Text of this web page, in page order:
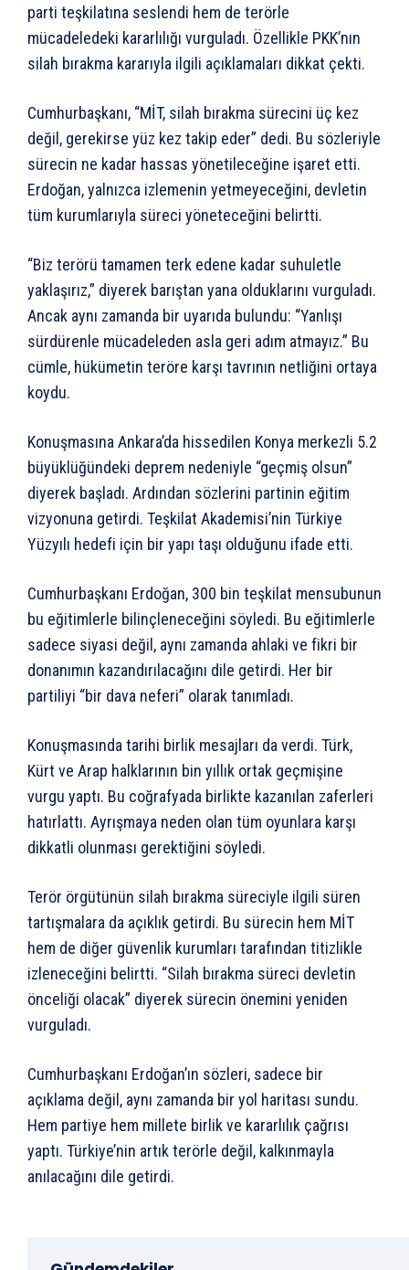
parti teşkilatına seslendi hem de terörle
mücadeledeki kararlılığı vurguladı. Özellikle PKK’nın
silah bırakma kararıyla ilgili açıklamaları dikkat çekti.
Cumhurbaşkanı, “MİT, silah bırakma sürecini üç kez
değil, gerekirse yüz kez takip eder” dedi. Bu sözleriyle
sürecin ne kadar hassas yönetileceğine işaret etti.
Erdoğan, yalnızca izlemenin yetmeyeceğini, devletin
tüm kurumlarıyla süreci yöneteceğini belirtti.
“Biz terörü tamamen terk edene kadar suhuletle
yaklaşırız,” diyerek barıştan yana olduklarını vurguladı.
Ancak aynı zamanda bir uyarıda bulundu: “Yanlışı
sürdürenle mücadeleden asla geri adım atmayız.” Bu
cümle, hükümetin teröre karşı tavrının netliğini ortaya
koydu.
Konuşmasına Ankara’da hissedilen Konya merkezli 5.2
büyüklüğündeki deprem nedeniyle “geçmiş olsun”
diyerek başladı. Ardından sözlerini partinin eğitim
vizyonuna getirdi. Teşkilat Akademisi’nin Türkiye
Yüzyılı hedefi için bir yapı taşı olduğunu ifade etti.
Cumhurbaşkanı Erdoğan, 300 bin teşkilat mensubunun
bu eğitimlerle bilinçleneceğini söyledi. Bu eğitimlerle
sadece siyasi değil, aynı zamanda ahlaki ve fikri bir
donanımın kazandırılacağını dile getirdi. Her bir
partiliyi “bir dava neferi” olarak tanımladı.
Konuşmasında tarihi birlik mesajları da verdi. Türk,
Kürt ve Arap halklarının bin yıllık ortak geçmişine
vurgu yaptı. Bu coğrafyada birlikte kazanılan zaferleri
hatırlattı. Ayrışmaya neden olan tüm oyunlara karşı
dikkatli olunması gerektiğini söyledi.
Terör örgütünün silah bırakma süreciyle ilgili süren
tartışmalara da açıklık getirdi. Bu sürecin hem MİT
hem de diğer güvenlik kurumları tarafından titizlikle
izleneceğini belirtti. “Silah bırakma süreci devletin
önceliği olacak” diyerek sürecin önemini yeniden
vurguladı.
Cumhurbaşkanı Erdoğan’ın sözleri, sadece bir
açıklama değil, aynı zamanda bir yol haritası sundu.
Hem partiye hem millete birlik ve kararlılık çağrısı
yaptı. Türkiye’nin artık terörle değil, kalkınmayla
anılacağını dile getirdi.